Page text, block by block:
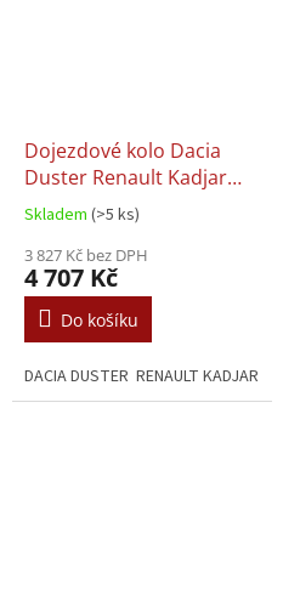
Dojezdové kolo Dacia
Duster Renault Kadjar
R16 5x114,3 + sada
Skladem (>5 ks)
3 827 Kč bez DPH
4 707 Kč
Do košíku
DACIA DUSTER RENAULT KADJAR